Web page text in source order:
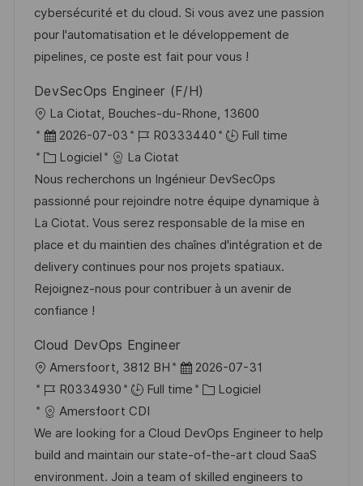
s
a
t
o
n
’
a
f
i
c
h
a
g
e
e
n
c
d
u
p
o
s
t
e
g
o
r
e
cybersécurité et du cloud. Si vous avez une passion
pour l'automatisation et le développement de
pipelines, ce poste est fait pour vous !
DevSecOps Engineer (F/H)
o
c
a
l
i
s
a
t
i
n
La Ciotat, Bouches-du-Rhone, 13600
D
a
t
e
d
’
a
f
f
c
h
a
g
e
2026-07-03
R
é
f
é
r
e
n
c
u
p
o
s
t
e
R0333440
Full time
C
a
t
é
g
o
r
i
Logiciel
La Ciotat
Nous recherchons un Ingénieur DevSecOps
passionné pour rejoindre notre équipe dynamique à
La Ciotat. Vous serez responsable de la mise en
place et du maintien des chaînes d'intégration et de
delivery continues pour nos projets spatiaux.
Rejoignez-nous pour contribuer à un avenir de
confiance !
Cloud DevOps Engineer
o
c
a
l
i
Amersfoort, 3812 BH
D
a
e
d
’
2026-07-31
R
é
f
é
r
R0334930 Full time
C
t
é
g
Logiciel
Amersfoort CDI
We are looking for a Cloud DevOps Engineer to help
build and maintain our state-of-the-art cloud SaaS
environment. Join a team of skilled engineers to